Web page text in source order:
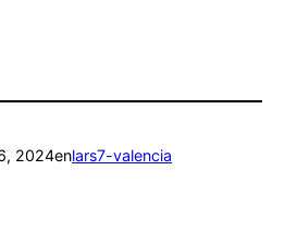
2024enlars7-valencia